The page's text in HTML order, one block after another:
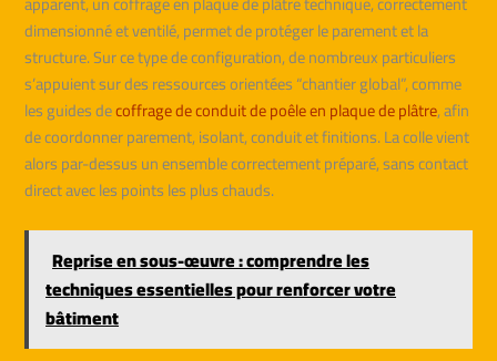
dimensionné et ventilé, permet de protéger le parement et la
structure. Sur ce type de configuration, de nombreux particuliers
s’appuient sur des ressources orientées “chantier global”, comme
les guides decoffrage de conduit de poêle en plaque de plâtre, afin
de coordonner parement, isolant, conduit et finitions. La colle vient
alors par-dessus un ensemble correctement préparé, sans contact
direct avec les points les plus chauds.
Reprise en sous-œuvre : comprendre les
techniques essentielles pour renforcer votre
bâtiment